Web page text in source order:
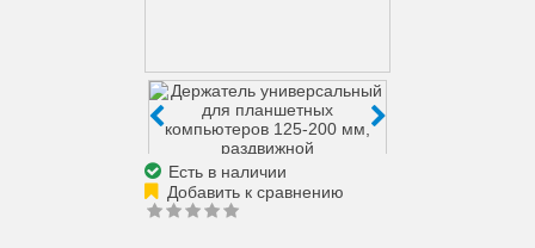
Есть в наличии